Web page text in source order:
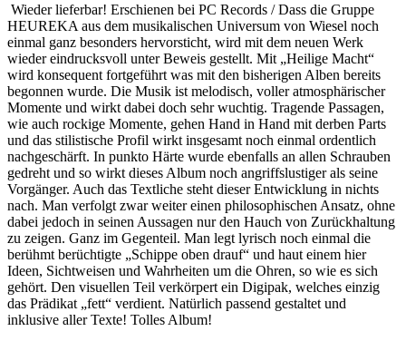
Wieder lieferbar! Erschienen bei PC Records / Dass die Gruppe
HEUREKA aus dem musikalischen Universum von Wiesel noch
einmal ganz besonders hervorsticht, wird mit dem neuen Werk
wieder eindrucksvoll unter Beweis gestellt. Mit „Heilige Macht“
wird konsequent fortgeführt was mit den bisherigen Alben bereits
begonnen wurde. Die Musik ist melodisch, voller atmosphärischer
Momente und wirkt dabei doch sehr wuchtig. Tragende Passagen,
wie auch rockige Momente, gehen Hand in Hand mit derben Parts
und das stilistische Profil wirkt insgesamt noch einmal ordentlich
nachgeschärft. In punkto Härte wurde ebenfalls an allen Schrauben
gedreht und so wirkt dieses Album noch angriffslustiger als seine
Vorgänger. Auch das Textliche steht dieser Entwicklung in nichts
nach. Man verfolgt zwar weiter einen philosophischen Ansatz, ohne
dabei jedoch in seinen Aussagen nur den Hauch von Zurückhaltung
zu zeigen. Ganz im Gegenteil. Man legt lyrisch noch einmal die
berühmt berüchtigte „Schippe oben drauf“ und haut einem hier
Ideen, Sichtweisen und Wahrheiten um die Ohren, so wie es sich
gehört. Den visuellen Teil verkörpert ein Digipak, welches einzig
das Prädikat „fett“ verdient. Natürlich passend gestaltet und
inklusive aller Texte! Tolles Album!